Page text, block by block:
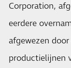
Corporation,
eerdere
afgewezen
productielijnen